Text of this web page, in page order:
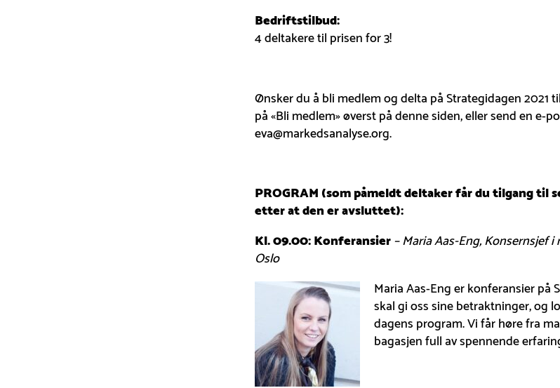
Bedriftstilbud:
4 deltakere til prisen for 3!
Ønsker du å bli medlem og delta på Strategidagen 2021
på «Bli medlem» øverst på denne siden, eller send en e-
eva@markedsanalyse.org.
PROGRAM (som påmeldt deltaker får du tilgang til
etter at den er avsluttet):
Kl. 09.00: Konferansier– Maria Aas-Eng, Konsernsjef
Oslo
Maria Aas-Eng er konferansier på
skal gi oss sine betraktninger, og
dagens program. Vi får høre fra
bagasjen full av spennende